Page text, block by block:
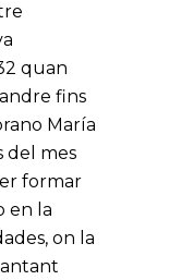
quan
fins
María
del mes
formar
en la
on la